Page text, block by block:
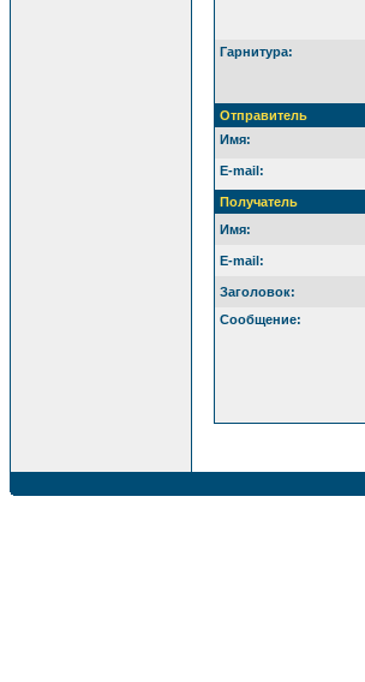
Гарнитура:
Отправитель
Имя:
E-mail:
Получатель
Имя:
E-mail:
Заголовок:
Сообщение: